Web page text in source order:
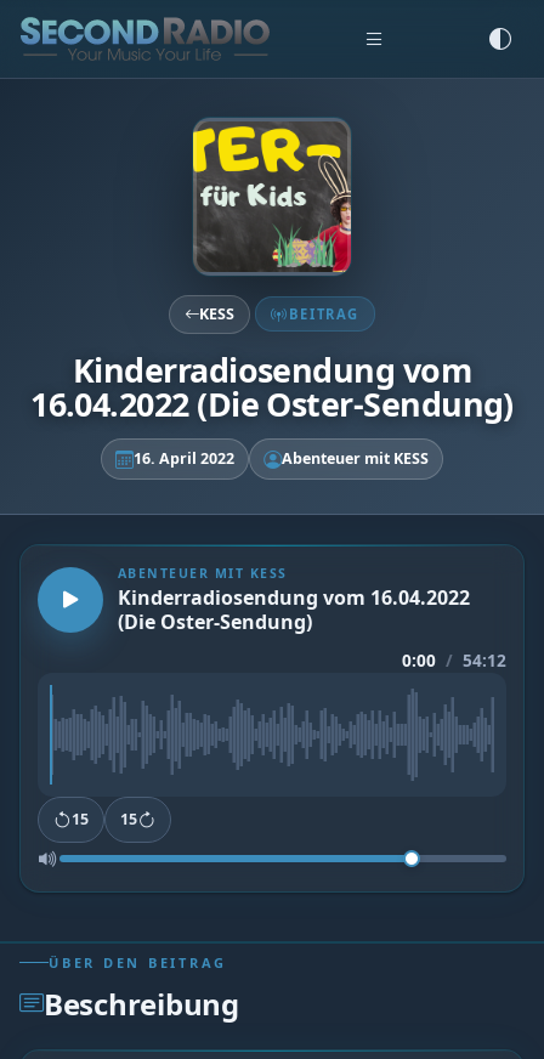
KESS BEITRAG
Kinderradiosendung vom
16.04.2022 (Die Oster-Sendung)
16. April 2022 Abenteuer mit KESS
ABENTEUER MIT KESS
Kinderradiosendung vom 16.04.2022
(Die Oster-Sendung)
0:00 / 54:12
15 15
ÜBER DEN BEITRAG
Beschreibung